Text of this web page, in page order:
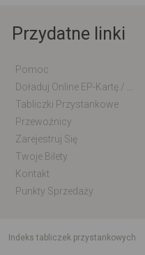
Przydatne linki
Pomoc
Tabliczki Przystankowe
Przewoźnicy
Zarejestruj Się
Twoje Bilety
Kontakt
Punkty Sprzedaży
indeks tabliczek przystankowych